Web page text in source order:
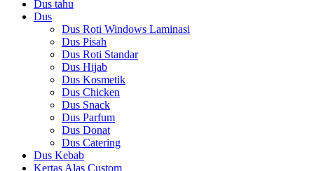
Dus tahu
Dus
Dus Roti Windows Laminasi
Dus Pisah
Dus Roti Standar
Dus Hijab
Dus Kosmetik
Dus Chicken
Dus Snack
Dus Parfum
Dus Donat
Dus Catering
Dus Kebab
Kertas Alas Custom